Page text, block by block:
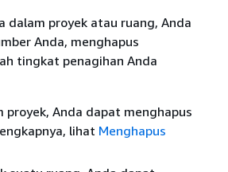
dalam proyek atau ruang, Anda
Anda, menghapus
tingkat penagihan Anda
Anda dapat menghapus
lihat Menghapus